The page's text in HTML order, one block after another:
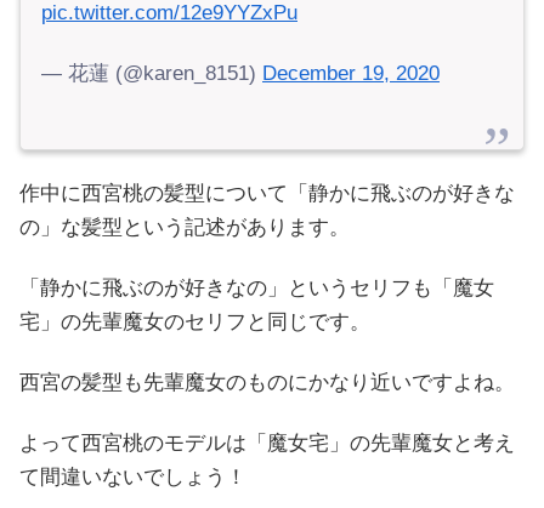
pic.twitter.com/12e9YYZxPu
— 花蓮 (@karen_8151) December 19, 2020
作中に西宮桃の髪型について「静かに飛ぶのが好きな
の」な髪型という記述があります。
「静かに飛ぶのが好きなの」というセリフも「魔女
宅」の先輩魔女のセリフと同じです。
西宮の髪型も先輩魔女のものにかなり近いですよね。
よって西宮桃のモデルは「魔女宅」の先輩魔女と考え
て間違いないでしょう！